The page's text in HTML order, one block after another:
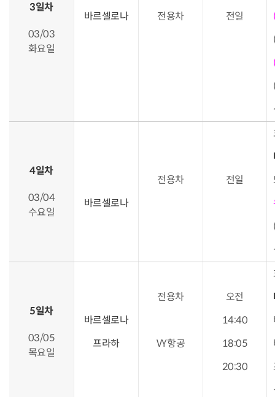
3일차
03/03
화요일
바르셀로나
전용차 전일
4일차
03/04
수요일
전용차
전일
바르셀로나
5일차
03/05
목요일
전용차
오전
바르셀로나
14:40
프라하
VY항공 18:05
20:30